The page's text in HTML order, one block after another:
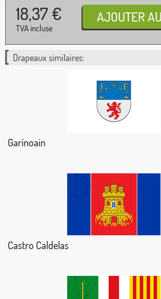
18,37 €
TVA incluse
Drapeaux similaires:
Garínoain
Castro Caldelas